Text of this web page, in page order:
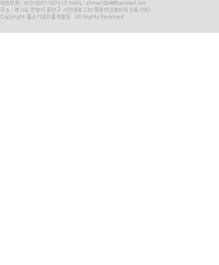
대표전화 : 010-8077-5674 | E-MAIL : china1864@hanmail.net
주소 : 경기도 안양시 동안구 시민대로 230 평촌아크로타워 D동 2851
Copyright 중소기업진흥개발원 . All Rights Reserved